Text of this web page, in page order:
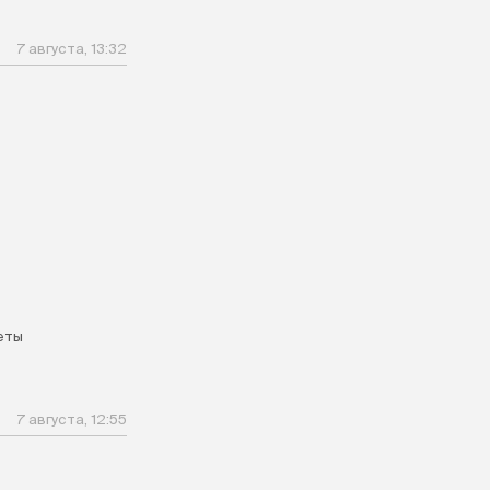
7 августа, 13:32
7 августа, 12:55